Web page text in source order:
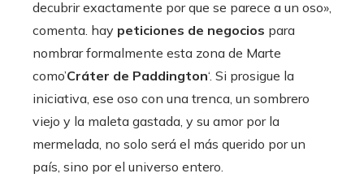
decubrir exactamente por que se parece a un oso»,
comenta. hay peticiones de negocios para
nombrar formalmente esta zona de Marte
como’Cráter de Paddington‘. Si prosigue la
iniciativa, ese oso con una trenca, un sombrero
viejo y la maleta gastada, y su amor por la
mermelada, no solo será el más querido por un
país, sino por el universo entero.